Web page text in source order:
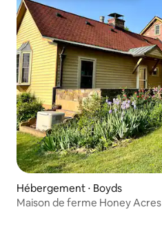
Hébergement ⋅ Boyds
Maison de ferme Honey Acres